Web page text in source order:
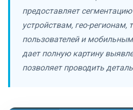
предоставляет
устройствам, гео-регионам,
пользователей и
дает полную картину
позволяет проводить